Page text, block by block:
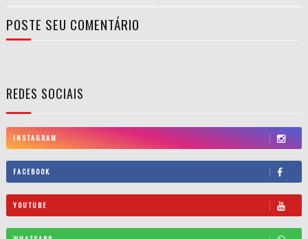
POSTE SEU COMENTÁRIO
REDES SOCIAIS
INSTAGRAM
FACEBOOK
YOUTUBE